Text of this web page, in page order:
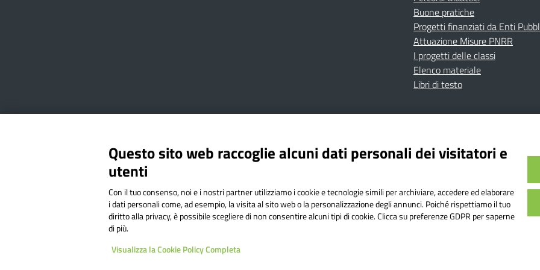
Buone pratiche
Progetti finanziati da Enti
Attuazione Misure PNRR
I progetti delle classi
Elenco materiale
Libri di testo
Amministrazione TrasparenteAlbo onlinePrivacy PolicyDichiarazione di accessibilitàContattiNote Legali
Via Cesare Bollea n. 3 - 10064 Bricherasio (TO) | P.E.O.: toic84200d@istruzione.it |
Codice Fiscale: 94544620019 | Cod. Meccanografico: TOIC84200D | Codice IPA:
Questo sito web raccoglie alcuni dati personali dei visitatori e
utenti
Con il tuo consenso, noi e i nostri partner utilizziamo i cookie e tecnologie simili per archiviare, accedere ed elaborare
i dati personali come, ad esempio, la visita al sito web o la personalizzazione degli annunci. Poiché rispettiamo il tuo
diritto alla privacy, è possibile scegliere di non consentire alcuni tipi di cookie. Clicca su preferenze GDPR per saperne
di più.
Visualizza la Cookie Policy Completa